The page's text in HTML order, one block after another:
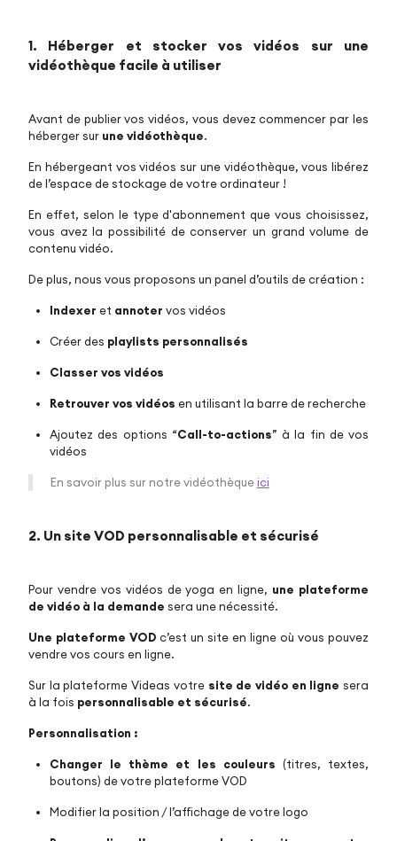
1. Héberger et stocker vos vidéos sur une
vidéothèque facile à utiliser
Avant de publier vos vidéos, vous devez commencer par les
héberger sur une vidéothèque.
En hébergeant vos vidéos sur une vidéothèque, vous libérez
de l’espace de stockage de votre ordinateur !
En effet, selon le type d'abonnement que vous choisissez,
vous avez la possibilité de conserver un grand volume de
contenu vidéo.
De plus, nous vous proposons un panel d’outils de création :
Indexer et annoter vos vidéos
Créer des playlists personnalisés
Classer vos vidéos
Retrouver vos vidéos en utilisant la barre de recherche
Ajoutez des options “Call-to-actions” à la fin de vos
vidéos
En savoir plus sur notre vidéothèqueici
2. Un site VOD personnalisable et sécurisé
Pour vendre vos vidéos de yoga en ligne, une plateforme
de vidéo à la demande sera une nécessité.
Une plateforme VOD c’est un site en ligne où vous pouvez
vendre vos cours en ligne.
Sur la plateforme Videas votre site de vidéo en ligne sera
à la fois personnalisable et sécurisé.
Personnalisation :
Changer le thème et les couleurs (titres, textes,
boutons) de votre plateforme VOD
Modifier la position / l’affichage de votre logo